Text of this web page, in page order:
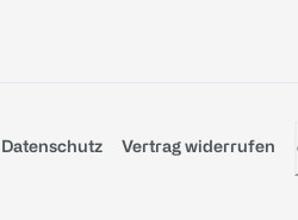
Datenschutz Vertrag widerrufen